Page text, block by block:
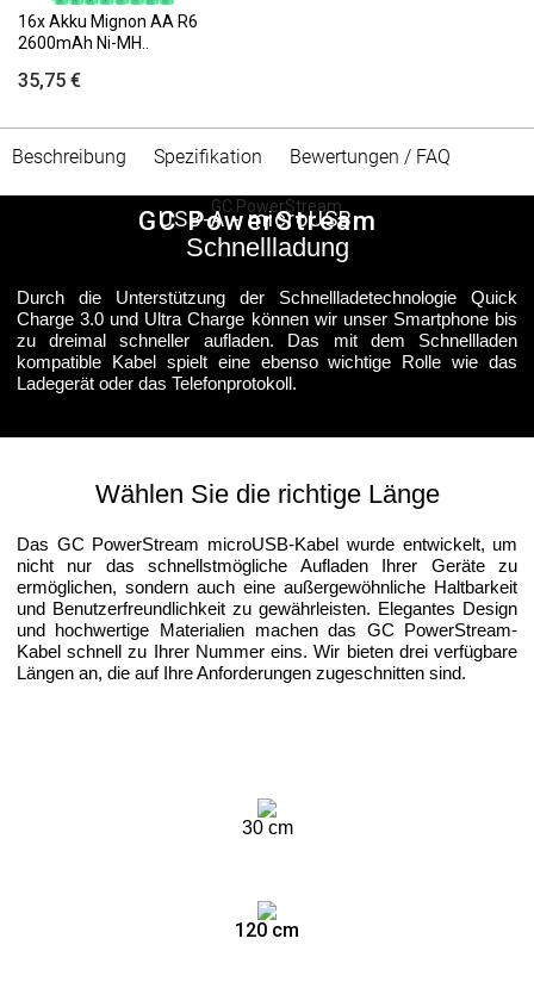
16x Akku Mignon AA R6
2600mAh Ni-MH..
35,75 €
Beschreibung Spezifikation Bewertungen / FAQ
GC PowerStream
USB-A - microUSB
Schnellladung
Durch die Unterstützung der Schnellladetechnologie Quick
Charge 3.0 und Ultra Charge können wir unser Smartphone bis
zu dreimal schneller aufladen. Das mit dem Schnellladen
kompatible Kabel spielt eine ebenso wichtige Rolle wie das
Ladegerät oder das Telefonprotokoll.
Wählen Sie die richtige Länge
Das GC PowerStream microUSB-Kabel wurde entwickelt, um
nicht nur das schnellstmögliche Aufladen Ihrer Geräte zu
ermöglichen, sondern auch eine außergewöhnliche Haltbarkeit
und Benutzerfreundlichkeit zu gewährleisten. Elegantes Design
und hochwertige Materialien machen das GC PowerStream-
Kabel schnell zu Ihrer Nummer eins. Wir bieten drei verfügbare
Längen an, die auf Ihre Anforderungen zugeschnitten sind.
30 cm
120 cm